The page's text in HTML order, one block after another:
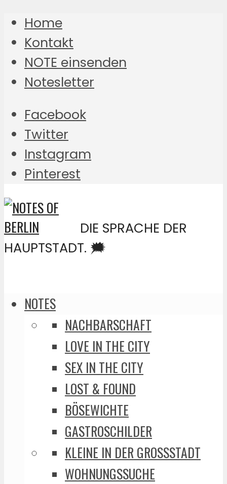
Home
Kontakt
NOTE einsenden
Notesletter
Facebook
Twitter
Instagram
Pinterest
DIE SPRACHE DER
HAUPTSTADT. 🗯️
NOTES
NACHBARSCHAFT
LOVE IN THE CITY
SEX IN THE CITY
LOST & FOUND
BÖSEWICHTE
GASTROSCHILDER
KLEINE IN DER GROSSSTADT
WOHNUNGSSUCHE